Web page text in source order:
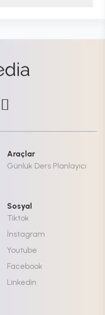
Araçlar
Günlük Ders Planlayıcı
Sosyal
Tiktok
İnstagram
Youtube
Facebook
Linkedin